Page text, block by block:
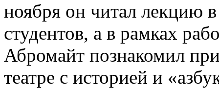
ноября он читал лекцию
студентов, а в рамках
Абромайт познакомил
театре с историей и